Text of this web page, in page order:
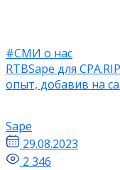
#СМИ о нас
RTBSape для
опыт, добавив на
Sape
29.08.2023
2 346